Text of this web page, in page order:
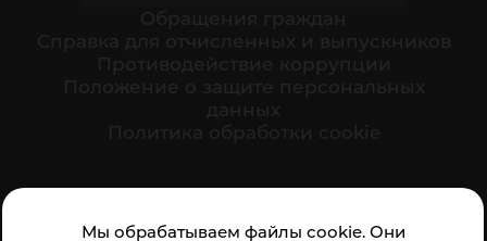
Мы обрабатываем файлы cookie. Они
организации: